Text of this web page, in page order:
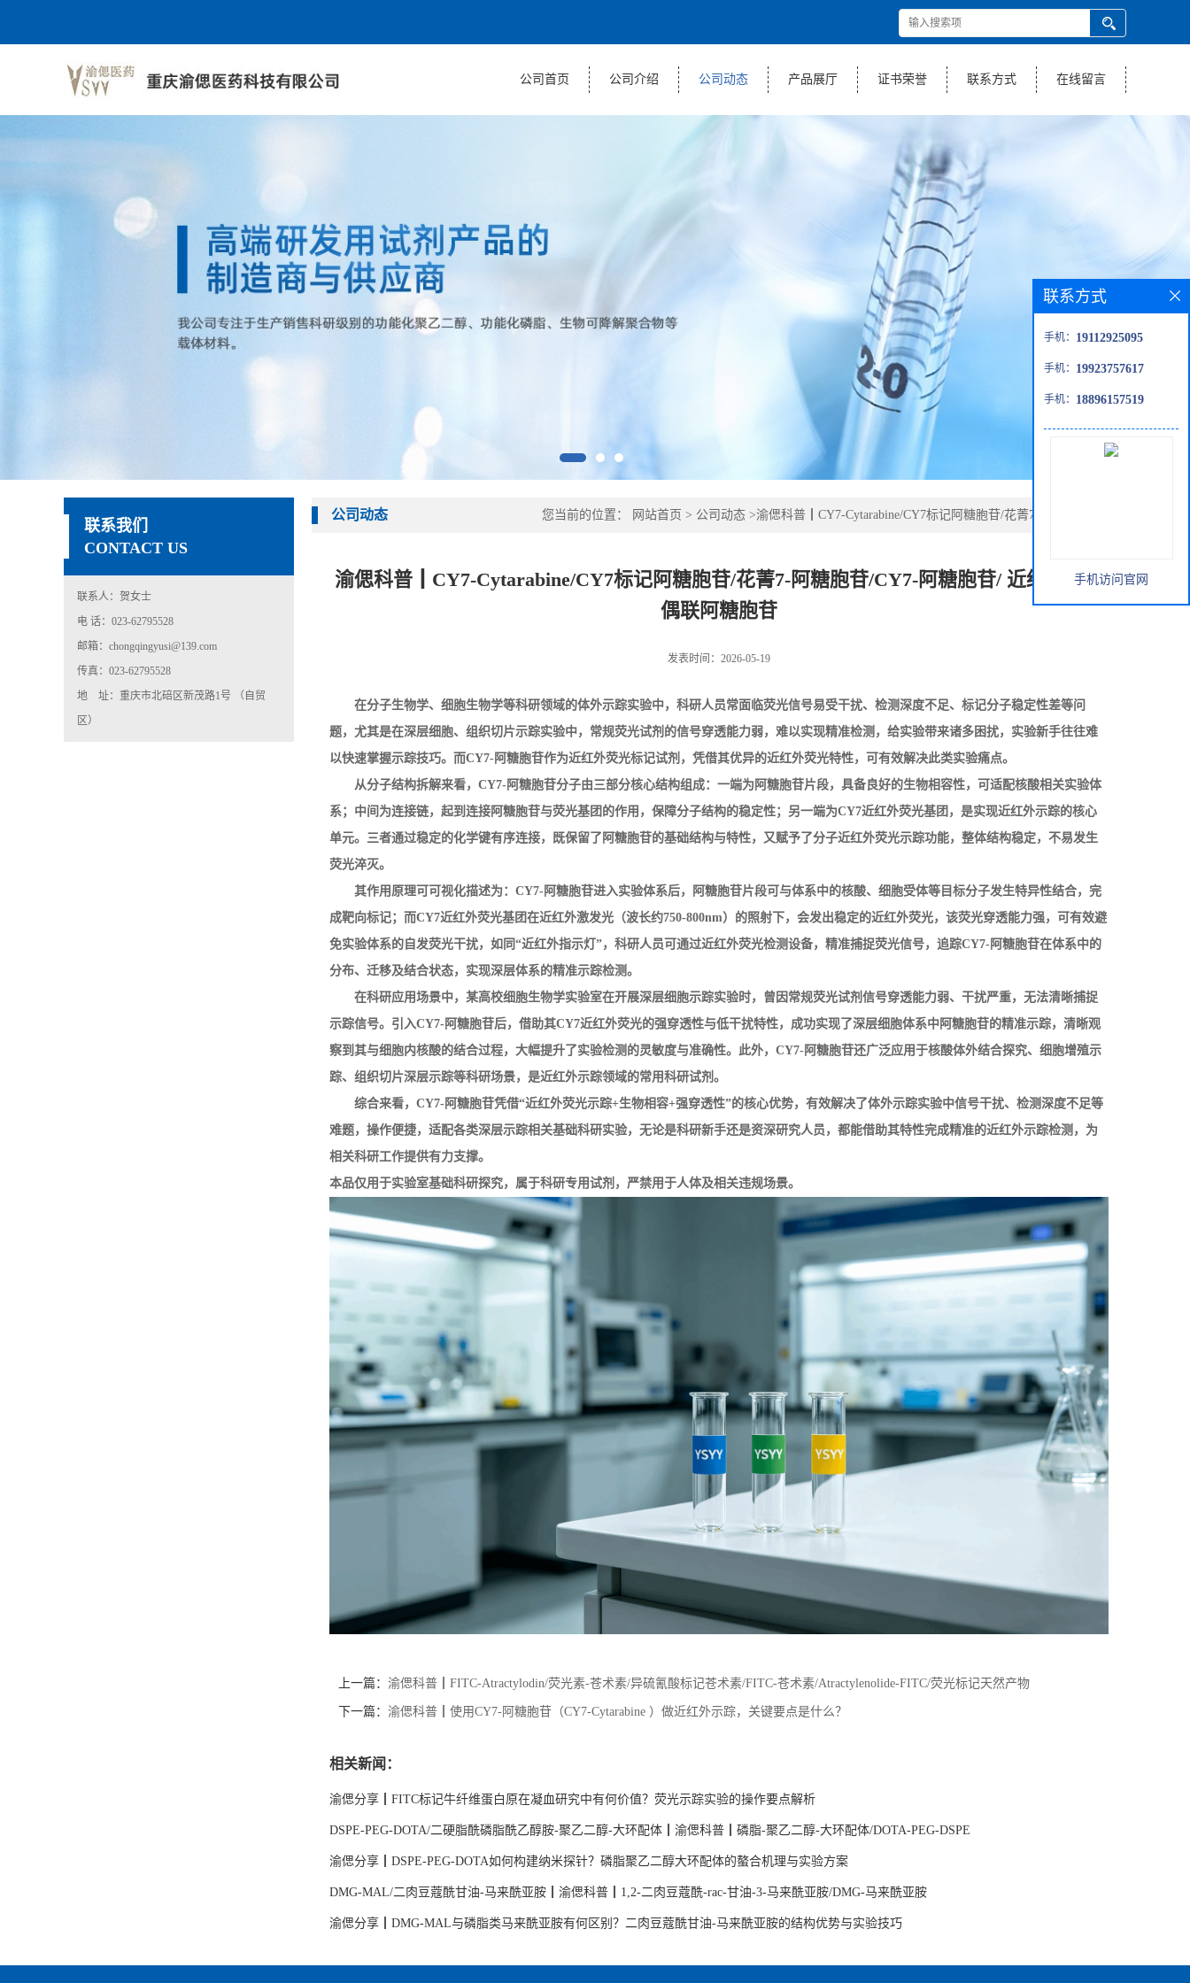
公司首页 公司介绍 公司动态 产品展厅 证书荣誉 联系方式 在线留言
联系我们
CONTACT US
联系人：贺女士
电 话：023-62795528
邮箱：chongqingyusi@139.com
传真：023-62795528
地 址：重庆市北碚区新茂路1号 （自贸
区）
公司动态 您当前的位置： 网站首页 > 公司动态 >渝偲科普┃CY7-Cytarabine/CY7标记阿糖胞苷/花菁7-阿糖胞
渝偲科普┃CY7-Cytarabine/CY7标记阿糖胞苷/花菁7-阿糖胞苷/CY7-阿糖胞苷/ 近红外荧光
偶联阿糖胞苷
发表时间：2026-05-19
在分子生物学、细胞生物学等科研领域的体外示踪实验中，科研人员常面临荧光信号易受干扰、检测深度不足、标记分子稳定性差等问
题，尤其是在深层细胞、组织切片示踪实验中，常规荧光试剂的信号穿透能力弱，难以实现精准检测，给实验带来诸多困扰，实验新手往往难
以快速掌握示踪技巧。而CY7-阿糖胞苷作为近红外荧光标记试剂，凭借其优异的近红外荧光特性，可有效解决此类实验痛点。
从分子结构拆解来看， CY7-阿糖胞苷分子由三部分核心结构组成：一端为阿糖胞苷片段，具备良好的生物相容性，可适配核酸相关实验体
系；中间为连接链，起到连接阿糖胞苷与荧光基团的作用，保障分子结构的稳定性；另一端为CY7近红外荧光基团，是实现近红外示踪的核心
单元。三者通过稳定的化学键有序连接，既保留了阿糖胞苷的基础结构与特性，又赋予了分子近红外荧光示踪功能，整体结构稳定，不易发生
荧光淬灭。
其作用原理可可视化描述为： CY7-阿糖胞苷进入实验体系后，阿糖胞苷片段可与体系中的核酸、细胞受体等目标分子发生特异性结合，完
成靶向标记；而CY7近红外荧光基团在近红外激发光（波长约750-800nm）的照射下，会发出稳定的近红外荧光，该荧光穿透能力强，可有效避
免实验体系的自发荧光干扰，如同 “近红外指示灯 ”，科研人员可通过近红外荧光检测设备，精准捕捉荧光信号，追踪CY7-阿糖胞苷在体系中的
分布、迁移及结合状态，实现深层体系的精准示踪检测。
在科研应用场景中，某高校细胞生物学实验室在开展深层细胞示踪实验时，曾因常规荧光试剂信号穿透能力弱、干扰严重，无法清晰捕捉
示踪信号。引入CY7-阿糖胞苷后，借助其CY7近红外荧光的强穿透性与低干扰特性，成功实现了深层细胞体系中阿糖胞苷的精准示踪，清晰观
察到其与细胞内核酸的结合过程，大幅提升了实验检测的灵敏度与准确性。此外， CY7-阿糖胞苷还广泛应用于核酸体外结合探究、细胞增殖示
踪、组织切片深层示踪等科研场景，是近红外示踪领域的常用科研试剂。
综合来看， CY7-阿糖胞苷凭借“近红外荧光示踪+生物相容+强穿透性”的核心优势，有效解决了体外示踪实验中信号干扰、检测深度不足等
难题，操作便捷，适配各类深层示踪相关基础科研实验，无论是科研新手还是资深研究人员，都能借助其特性完成精准的近红外示踪检测，为
相关科研工作提供有力支撑。
本品仅用于实验室基础科研探究，属于科研专用试剂，严禁用于人体及相关违规场景。
上一篇： 渝偲科普┃FITC-Atractylodin/荧光素-苍术素/异硫氰酸标记苍术素/FITC-苍术素/Atractylenolide-FITC/荧光标记天然产物
下一篇： 渝偲科普┃使用CY7-阿糖胞苷（CY7-Cytarabine ）做近红外示踪，关键要点是什么？
相关新闻：
渝偲分享┃FITC标记牛纤维蛋白原在凝血研究中有何价值？荧光示踪实验的操作要点解析
DSPE-PEG-DOTA/二硬脂酰磷脂酰乙醇胺-聚乙二醇-大环配体┃渝偲科普┃磷脂-聚乙二醇-大环配体/DOTA-PEG-DSPE
渝偲分享┃DSPE-PEG-DOTA如何构建纳米探针？磷脂聚乙二醇大环配体的螯合机理与实验方案
DMG-MAL/二肉豆蔻酰甘油-马来酰亚胺┃渝偲科普┃1,2-二肉豆蔻酰-rac-甘油-3-马来酰亚胺/DMG-马来酰亚胺
渝偲分享┃DMG-MAL与磷脂类马来酰亚胺有何区别？二肉豆蔻酰甘油-马来酰亚胺的结构优势与实验技巧
联系方式
手机： 19112925095
手机： 19923757617
手机： 18896157519
手机访问官网